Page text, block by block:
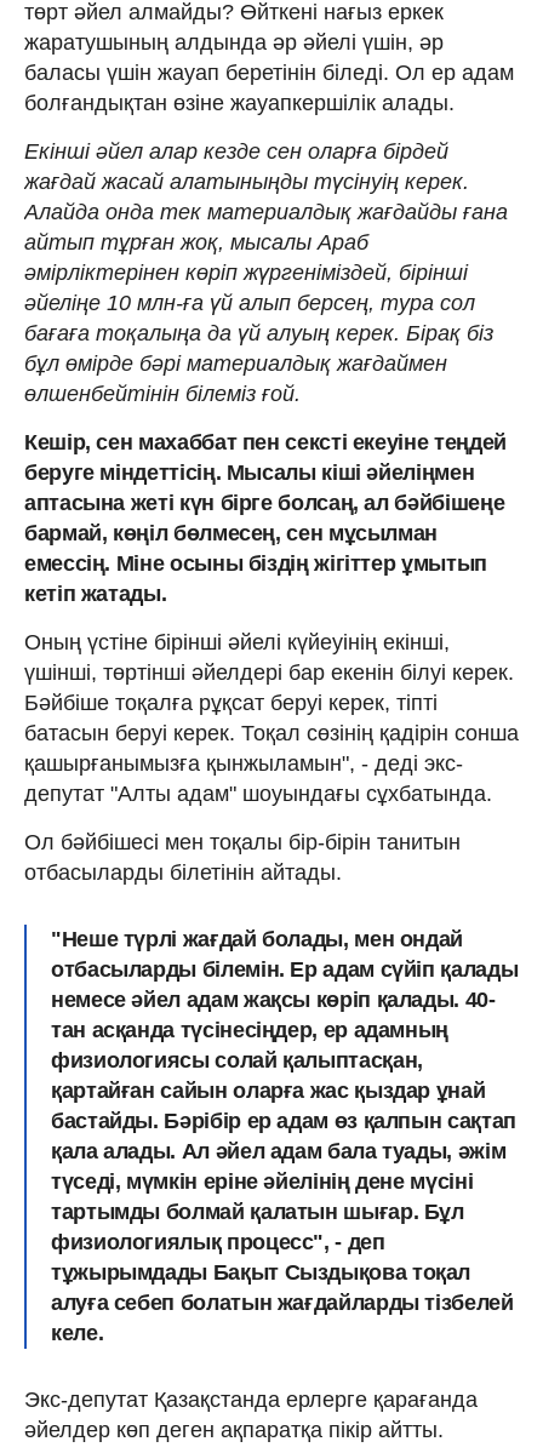
төрт әйел алмайды? Өйткені нағыз еркек
жаратушының алдында әр әйелі үшін, әр
баласы үшін жауап беретінін біледі. Ол ер адам
болғандықтан өзіне жауапкершілік алады.
Екінші әйел алар кезде сен оларға бірдей
жағдай жасай алатыныңды түсінуің керек.
Алайда онда тек материалдық жағдайды ғана
айтып тұрған жоқ, мысалы Араб
әмірліктерінен көріп жүргеніміздей, бірінші
әйеліңе 10 млн-ға үй алып берсең, тура сол
бағаға тоқалыңа да үй алуың керек. Бірақ біз
бұл өмірде бәрі материалдық жағдаймен
өлшенбейтінін білеміз ғой.
Кешір, сен махаббат пен сексті екеуіне теңдей
беруге міндеттісің. Мысалы кіші әйеліңмен
аптасына жеті күн бірге болсаң, ал бәйбішеңе
бармай, көңіл бөлмесең, сен мұсылман
емессің. Міне осыны біздің жігіттер ұмытып
кетіп жатады.
Оның үстіне бірінші әйелі күйеуінің екінші,
үшінші, төртінші әйелдері бар екенін білуі керек.
Бәйбіше тоқалға рұқсат беруі керек, тіпті
батасын беруі керек. Тоқал сөзінің қадірін сонша
қашырғанымызға қынжыламын", - деді экс-
депутат "Алты адам" шоуындағы сұхбатында.
Ол бәйбішесі мен тоқалы бір-бірін танитын
отбасыларды білетінін айтады.
"Неше түрлі жағдай болады, мен ондай
отбасыларды білемін. Ер адам сүйіп қалады
немесе әйел адам жақсы көріп қалады. 40-
тан асқанда түсінесіңдер, ер адамның
физиологиясы солай қалыптасқан,
қартайған сайын оларға жас қыздар ұнай
бастайды. Бәрібір ер адам өз қалпын сақтап
қала алады. Ал әйел адам бала туады, әжім
түседі, мүмкін еріне әйелінің дене мүсіні
тартымды болмай қалатын шығар. Бұл
физиологиялық процесс", - деп
тұжырымдады Бақыт Сыздықова тоқал
алуға себеп болатын жағдайларды тізбелей
келе.
Экс-депутат Қазақстанда ерлерге қарағанда
әйелдер көп деген ақпаратқа пікір айтты.